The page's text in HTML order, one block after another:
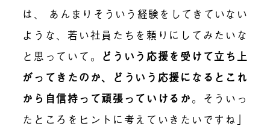
は、 あんまりそういう経験をしてきていない
ような、若い社員たちを頼りにしてみたいな
と思っていて。 どういう応援を受けて立ち上
がってきたのか、どういう応援になるとこれ
から自信持って頑張っていけるか。そういっ
たところをヒントに考えていきたいですね」